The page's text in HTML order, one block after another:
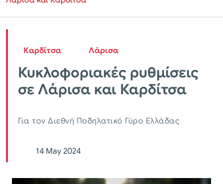
Καρδίτσα Λάρισα
Κυκλοφοριακές ρυθμίσεις
σε Λάρισα και Καρδίτσα
Για τον Διεθνή Ποδηλατικό Γύρο Ελλάδας
14 May 2024